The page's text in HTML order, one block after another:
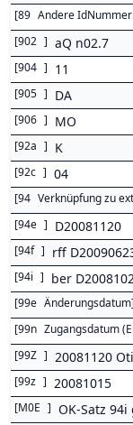
[89 Andere
[902 ] aQ n02.7
[904 ] 11
[905 ] DA
[906 ] MO
[92a ] K
[92c ] 04
[94 Verknüpfung zu
[94e ] D20081120
[94f ] rff
[94i ] ber
[99e Änderungsdatum]
[99n Zugangsdatum
[99Z ] 20081120
[99z ] 20081015
[M0E ] OK-Satz